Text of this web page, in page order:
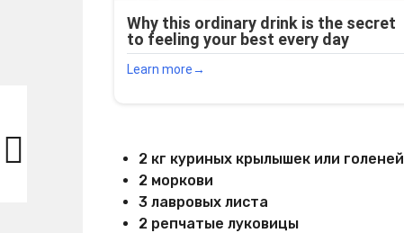
2 кг куриных крылышек или голеней
2 моркови
3 лавровых листа
2 репчатые луковицы